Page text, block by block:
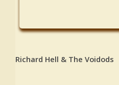
Richard Hell & The Voidods